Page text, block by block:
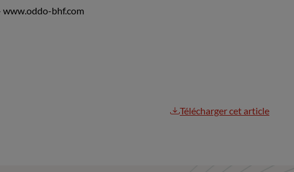
www.oddo-bhf.com
Télécharger cet article